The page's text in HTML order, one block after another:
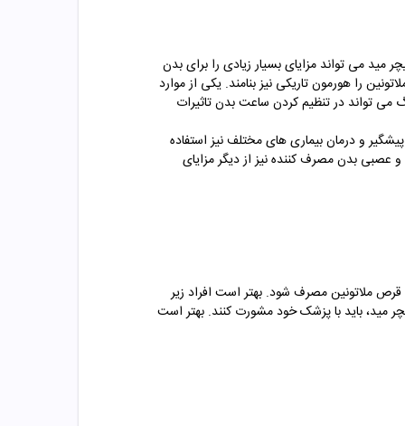
ملاتونین موجود در قرص نیچر مید می تواند مزایای بسیار زیادی را برای بدن
را هورمون تاریکی نیز بنامند. یکی از موارد
تواند در تنظیم کردن ساعت بدن تاثیرات
بین ببرد، بدین ترتیب از قرص ملاتونین 3 میلی گرم می توان برای پیشگیر و درمان بیماری های مختلف نیز استفاده
عصبی بدن مصرف کننده نیز از دیگر مزایای
از خوابیدن قرص ملاتونین مصرف شود. بهتر است افراد زیر
مید، باید با پزشک خود مشورت کنند. بهتر است